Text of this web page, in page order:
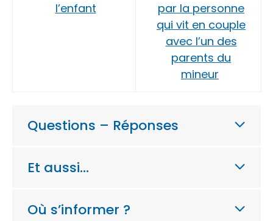
l’enfant
par la personne
qui vit en couple
avec l’un des
parents du
mineur
Questions – Réponses
Et aussi…
Où s’informer ?